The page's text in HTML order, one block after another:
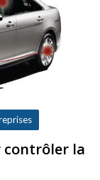
contrôler la